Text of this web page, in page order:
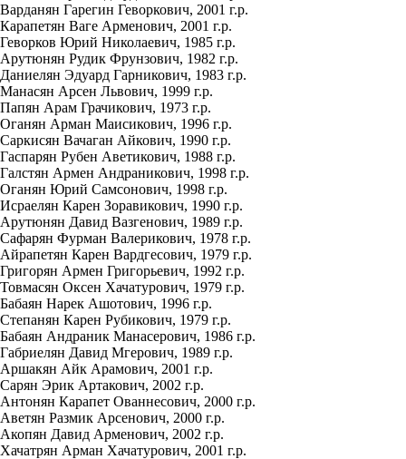
Варданян Гарегин Геворкович, 2001 г.р.
Карапетян Ваге Арменович, 2001 г.р.
Геворков Юрий Николаевич, 1985 г.р.
Арутюнян Рудик Фрунзович, 1982 г.р.
Даниелян Эдуард Гарникович, 1983 г.р.
Манасян Арсен Львович, 1999 г.р.
Папян Арам Грачикович, 1973 г.р.
Оганян Арман Маисикович, 1996 г.р.
Саркисян Вачаган Айкович, 1990 г.р.
Гаспарян Рубен Аветикович, 1988 г.р.
Галстян Армен Андраникович, 1998 г.р.
Оганян Юрий Самсонович, 1998 г.р.
Исраелян Карен Зоравикович, 1990 г.р.
Арутюнян Давид Вазгенович, 1989 г.р.
Сафарян Фурман Валерикович, 1978 г.р.
Айрапетян Карен Вардгесович, 1979 г.р.
Григорян Армен Григорьевич, 1992 г.р.
Товмасян Оксен Хачатурович, 1979 г.р.
Бабаян Нарек Ашотович, 1996 г.р.
Степанян Карен Рубикович, 1979 г.р.
Бабаян Андраник Манасерович, 1986 г.р.
Габриелян Давид Мгерович, 1989 г.р.
Аршакян Айк Арамович, 2001 г.р.
Сарян Эрик Артакович, 2002 г.р.
Антонян Карапет Ованнесович, 2000 г.р.
Аветян Размик Арсенович, 2000 г.р.
Акопян Давид Арменович, 2002 г.р.
Хачатрян Арман Хачатурович, 2001 г.р.